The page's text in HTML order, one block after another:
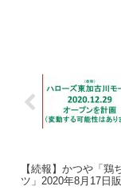
【続報】かつや「鶏
ツ」2020年8月17日